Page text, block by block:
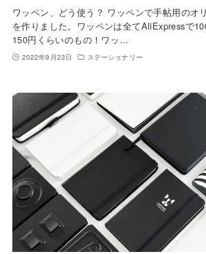
ワッペン、どう使う？ ワッペンで手帖用のオ
を作りました。ワッペンは全てAliExpressで
150円くらいのもの！ワッ…
2022年9月23日 ステーショナリー